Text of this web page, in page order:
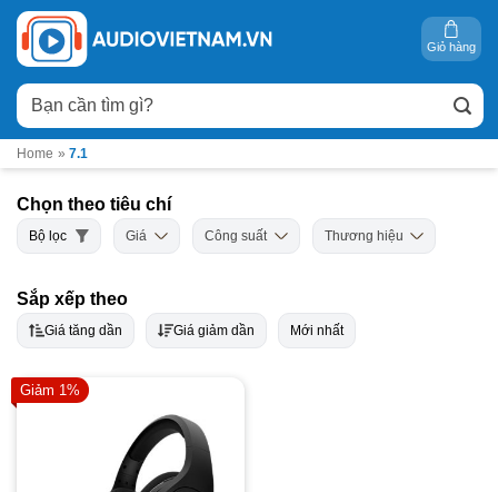
Bỏ
qua
nội
dung
Tìm
kiếm:
Giỏ hàng
Home » 7.1
Chọn theo tiêu chí
Bộ lọc Giá Công suất Thương hiệu
Sắp xếp theo
Giá tăng dần Giá giảm dần Mới nhất
Giảm 1%